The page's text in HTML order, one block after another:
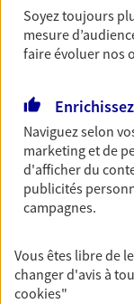
854 Chemin
Agence
Horaires :
Ouvre
Soyez toujours
mesure
faire évoluer nos
Naviguez selon
marketing et de
d'afficher du
publicités
campagnes.
Vous êtes libre de
changer d'avis à
cookies"